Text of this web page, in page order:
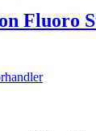
Fluoro